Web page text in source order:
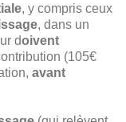
, y compris ceux
, dans un
doivent
(105€
avant